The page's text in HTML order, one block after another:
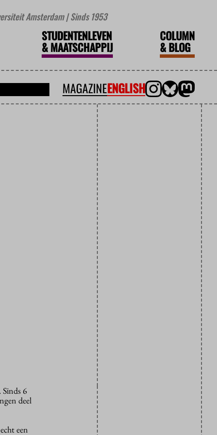
Amsterdam | Sinds 1953
STUDENTENLEVEN
&MAATSCHAPPIJ
COLUMN
&BLOG
MAGAZINEENGLISH
6
deel
een